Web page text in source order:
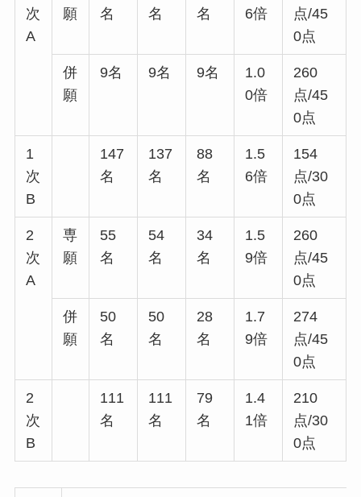
次
A
願
名
名
名
6倍
点/45
0点
併
願
9名 9名 9名
1.0
0倍
260
点/45
0点
1
次
B
147
名
137
名
88
名
1.5
6倍
154
点/30
0点
2
次
A
専
願
55
名
54
名
34
名
1.5
9倍
260
点/45
0点
併
願
50
名
50
名
28
名
1.7
9倍
274
点/45
0点
2
次
B
111
名
111
名
79
名
1.4
1倍
210
点/30
0点